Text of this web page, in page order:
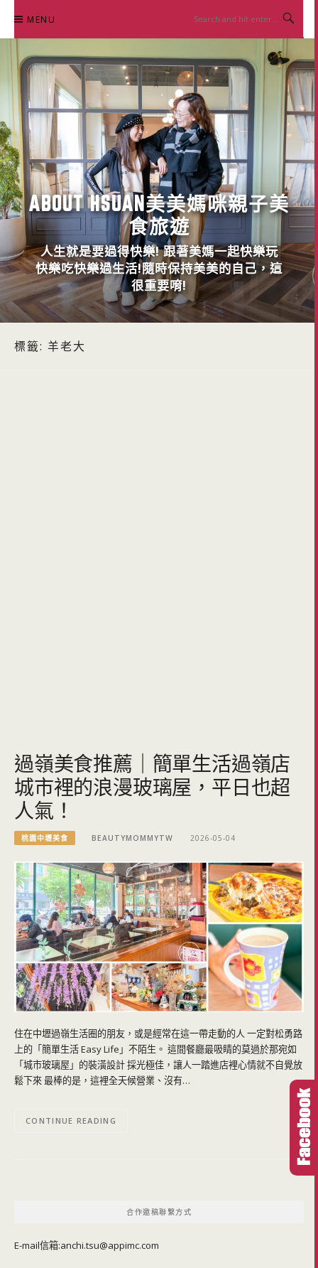
content
MENU
ABOUT HSUAN美美媽咪親子美
食旅遊
人生就是要過得快樂! 跟著美媽一起快樂玩
快樂吃快樂過生活!隨時保持美美的自己，這
很重要唷!
標籤: 羊老大
過嶺美食推薦｜簡單生活過嶺店
城市裡的浪漫玻璃屋，平日也超
人氣！
桃園中壢美食 BEAUTYMOMMYTW 2026-05-04
住在中壢過嶺生活圈的朋友，或是經常在這一帶走動的人 一定對松勇路
上的「簡單生活 Easy Life」不陌生。 這間餐廳最吸睛的莫過於那宛如
「城市玻璃屋」的裝潢設計 採光極佳，讓人一踏進店裡心情就不自覺放
鬆下來 最棒的是，這裡全天候營業、沒有…
CONTINUE READING
合作邀稿聯繫方式
E-mail信箱:anchi.tsu@appimc.com